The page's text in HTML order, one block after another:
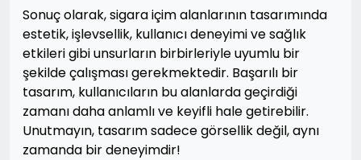
Sonuç olarak, sigara içim alanlarının tasarımında
estetik, işlevsellik, kullanıcı deneyimi ve sağlık
etkileri gibi unsurların birbirleriyle uyumlu bir
şekilde çalışması gerekmektedir. Başarılı bir
tasarım, kullanıcıların bu alanlarda geçirdiği
zamanı daha anlamlı ve keyifli hale getirebilir.
Unutmayın, tasarım sadece görsellik değil, aynı
zamanda bir deneyimdir!